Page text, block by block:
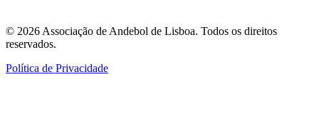
© 2026 Associação de Andebol de Lisboa. Todos os direitos
reservados.
Política de Privacidade